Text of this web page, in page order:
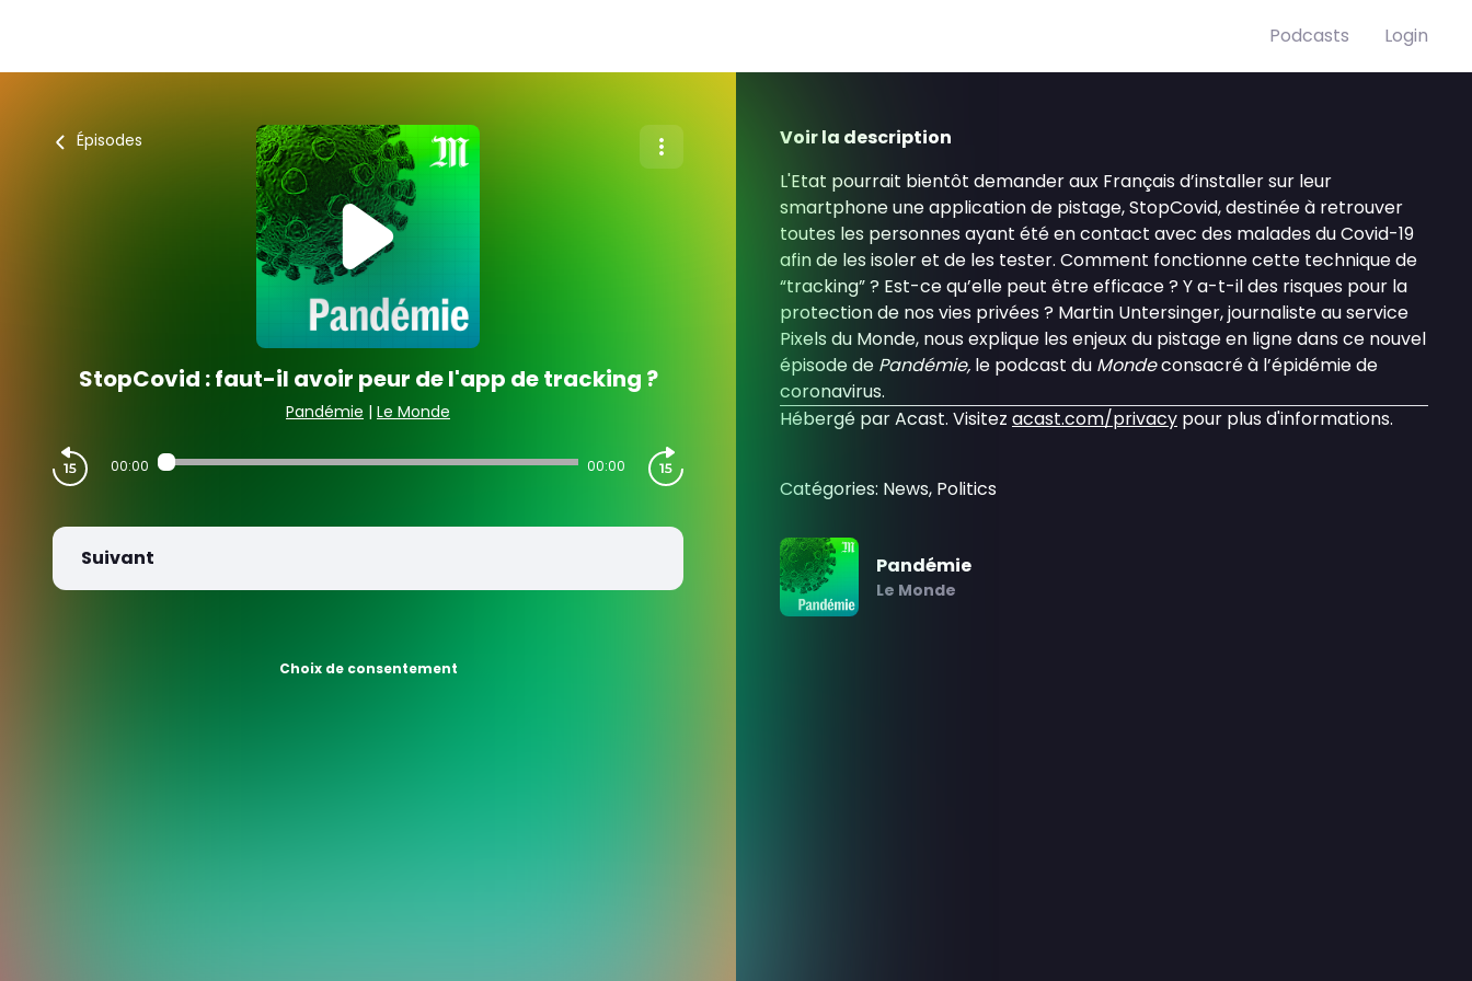
Podcasts Login
Épisodes
StopCovid : faut-il avoir peur de l'app de tracking ?
Pandémie | Le Monde
00:00 00:00
Suivant
Choix de consentement
Voir la description
L'Etat pourrait bientôt demander aux Français d’installer sur leur
smartphone une application de pistage, StopCovid, destinée à retrouver
toutes les personnes ayant été en contact avec des malades du Covid-19
afin de les isoler et de les tester. Comment fonctionne cette technique de
“tracking” ? Est-ce qu’elle peut être efficace ? Y a-t-il des risques pour la
protection de nos vies privées ? Martin Untersinger, journaliste au service
Pixels du Monde, nous explique les enjeux du pistage en ligne dans ce nouvel
épisode de Pandémie, le podcast du Mondeconsacré à l’épidémie de
coronavirus.
Hébergé par Acast. Visitez acast.com/privacy pour plus d'informations.
Catégories: News, Politics
Pandémie
Le Monde